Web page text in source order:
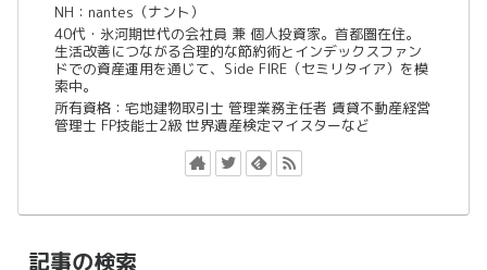
NH：nantes（ナント）
40代・氷河期世代の会社員 兼 個人投資家。首都圏在住。
生活改善につながる合理的な節約術とインデックスファン
ドでの資産運用を通じて、Side FIRE（セミリタイア）を模
索中。
所有資格：宅地建物取引士 管理業務主任者 賃貸不動産経営
管理士 FP技能士2級 世界遺産検定マイスターなど
記事の検索